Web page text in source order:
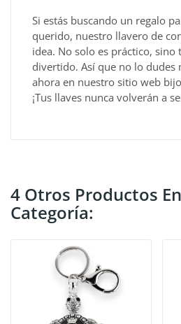
Si estás buscando un regalo
querido, nuestro llavero de
idea. No solo es práctico,
divertido. Así que no lo dudes
ahora en nuestro sitio web
¡Tus llaves nunca volverán a
4 Otros Productos
Categoría: